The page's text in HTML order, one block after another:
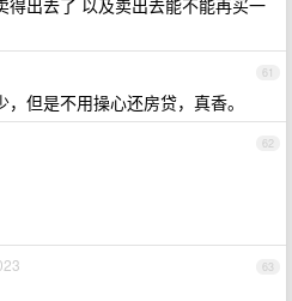
得出去了 以及卖出去能不能再买一
61
但是不用操心还房贷，真香。
62
63